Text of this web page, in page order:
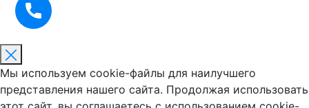
Мы используем cookie-файлы для наилучшего
представления нашего сайта. Продолжая использовать